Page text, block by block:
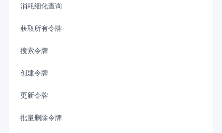
消耗细化查询
获取所有令牌
搜索令牌
创建令牌
更新令牌
批量删除令牌